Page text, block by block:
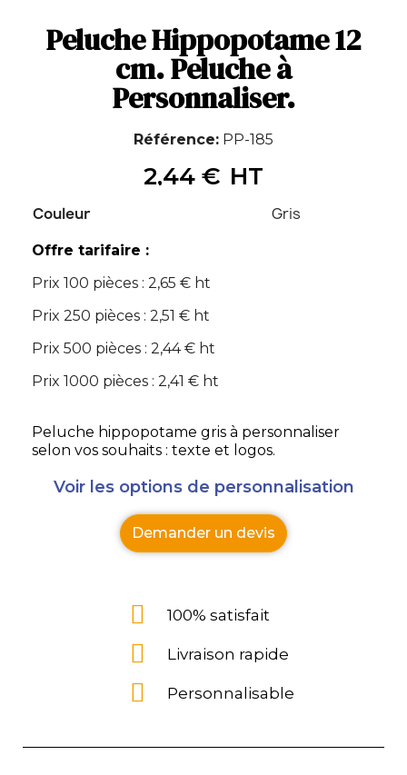
Peluche Hippopotame 12
cm. Peluche à
Personnaliser.
Référence PP-185
2,44 € HT
Couleur Gris
Offre tarifaire :
Prix 100 pièces : 2,65 € ht
Prix 250 pièces : 2,51 € ht
Prix 500 pièces : 2,44 € ht
Prix 1000 pièces : 2,41 € ht
Peluche hippopotame gris à personnaliser
selon vos souhaits : texte et logos.
Voir les options de personnalisation
Demander un devis
100% satisfait
Livraison rapide
Personnalisable